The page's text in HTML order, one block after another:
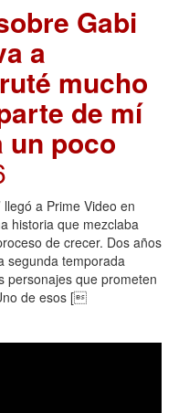
Gabi
a
mucho
de mí
un poco
llegó a Prime Video en
historia que mezclaba
de crecer. Dos años
segunda temporada
personajes que prometen
de esos [